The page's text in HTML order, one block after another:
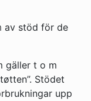
av stöd för de
gäller t o m
Stödet
upp